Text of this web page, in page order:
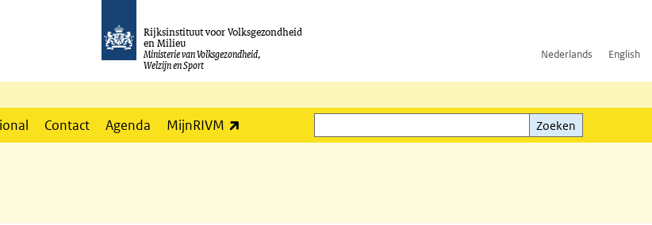
Rijksinstituut voor Volksgezondheid
en Milieu
Ministerie van Volksgezondheid,
Welzijn en Sport
Nederlands English
Contact Agenda MijnRIVM
Zoeken
Zoeken